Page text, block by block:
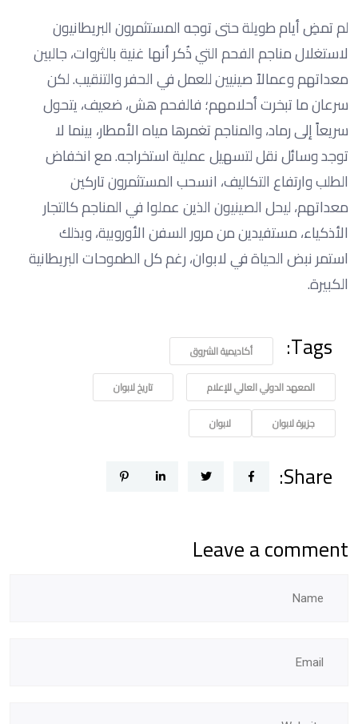
لم تمضِ أيام طويلة حتى توجه المستثمرون البريطانيون
لاستغلال مناجم الفحم التي ذُكر أنها غنية بالثروات، جالبين
معداتهم وعمالاً صينيين للعمل في الحفر والتنقيب. لكن
سرعان ما تبخرت أحلامهم؛ فالفحم هش، ضعيف، يتحول
سريعاً إلى رماد، والمناجم تغمرها مياه الأمطار، بينما لا
توجد وسائل نقل لتسهيل عملية استخراجه. مع انخفاض
الطلب وارتفاع التكاليف، انسحب المستثمرون تاركين
معداتهم، ليحل الصينيون الذين عملوا في المناجم كالتجار
الأذكياء، مستفيدين من مرور السفن الأوروبية، وبذلك
استمر نبض الحياة في لابوان، رغم كل الطموحات البريطانية
الكبيرة.
Tags:
أكاديمية الشروق
المعهد الدولي العالي للإعلام
تاريخ لابوان
جزيرة لابوان
لابوان
Share:
Leave a comment